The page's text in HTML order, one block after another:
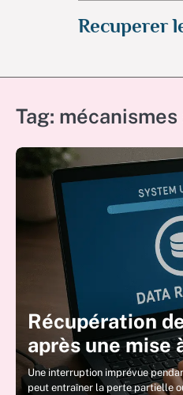
Recuperer
Tag: mécanismes
Récupération
après une mise
Une interruption imprévue
peut entraîner la perte partielle